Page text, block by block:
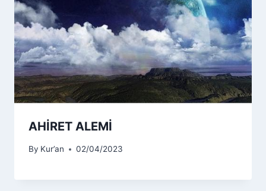
AHİRET ALEMİ
By Kur’an 02/04/2023